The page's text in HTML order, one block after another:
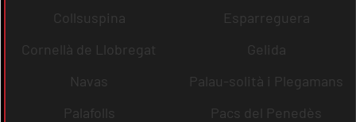
Collsuspina
Esparreguera
Cornellà de Llobregat
Gelida
Navas
Palau-solità i Plegamans
Palafolls
Pacs del Penedès